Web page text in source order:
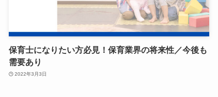
保育士になりたい方必見！保育業界の将来性／今後も
需要あり
2022年3月3日